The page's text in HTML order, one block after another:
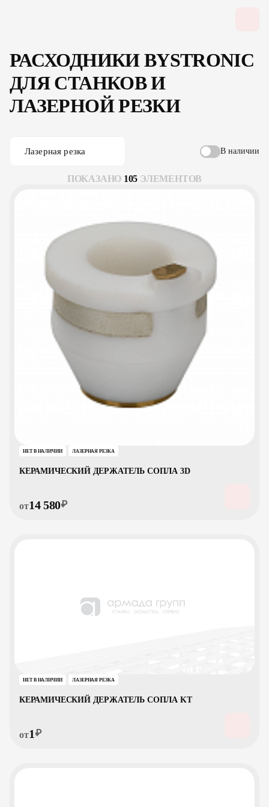
РАСХОДНИКИ BYSTRONIC
ДЛЯ СТАНКОВ И
ЛАЗЕРНОЙ РЕЗКИ
Лазерная резка В наличии
ПОКАЗАНО 105 ЭЛЕМЕНТОВ
НЕТ В НАЛИЧИИ ЛАЗЕРНАЯ РЕЗКА
КЕРАМИЧЕСКИЙ ДЕРЖАТЕЛЬ СОПЛА 3D
от14 580₽
НЕТ В НАЛИЧИИ ЛАЗЕРНАЯ РЕЗКА
КЕРАМИЧЕСКИЙ ДЕРЖАТЕЛЬ СОПЛА KT
от1₽